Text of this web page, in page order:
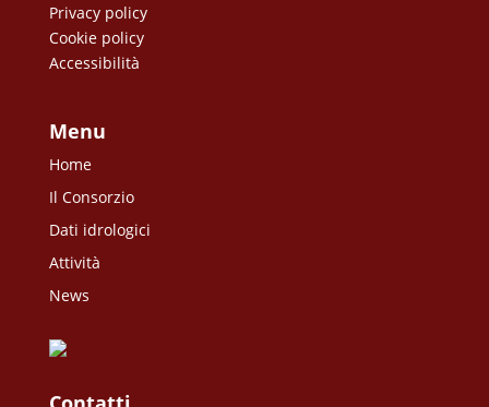
Privacy policy
Cookie policy
Accessibilità
Menu
Home
Il Consorzio
Dati idrologici
Attività
News